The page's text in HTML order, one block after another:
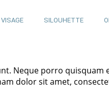
VISAGE SILOUHETTE
Neque porro
dolor sit amet,